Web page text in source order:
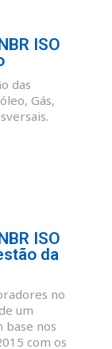
ISO
das
Gás,
ISO
da
no
um
base nos
com os